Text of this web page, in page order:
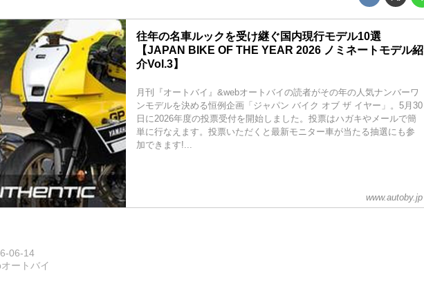
往年の名車ルックを受け継ぐ国内現行モデル10選
【JAPAN BIKE OF THE YEAR 2026 ノミネートモデル紹
介Vol.3】
月刊『オートバイ』&webオートバイの読者がその年の人気ナンバーワ
ンモデルを決める恒例企画「ジャパン バイク オブ ザ イヤー」。5月30
日に2026年度の投票受付を開始しました。投票はハガキやメールで簡
単に行なえます。投票いただくと最新モニター車が当たる抽選にも参
加できます!...
www.autoby.jp
06-14
ートバイ